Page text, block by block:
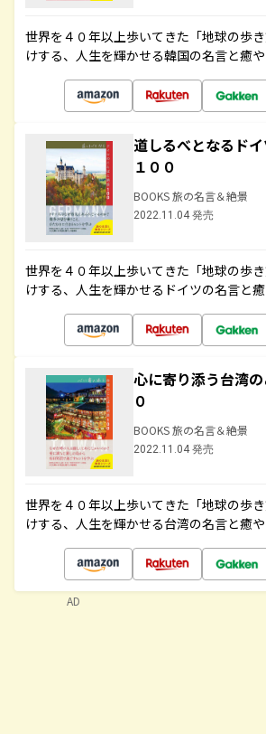
世界を４０年以上歩いてきた「地球の歩
けする、人生を輝かせる韓国の名言と癒
道しるべとなるド
１００
BOOKS 旅の名言＆絶景
2022.11.04 発売
世界を４０年以上歩いてきた「地球の歩
けする、人生を輝かせるドイツの名言と
心に寄り添う台湾
０
BOOKS 旅の名言＆絶景
2022.11.04 発売
世界を４０年以上歩いてきた「地球の歩
けする、人生を輝かせる台湾の名言と癒
AD